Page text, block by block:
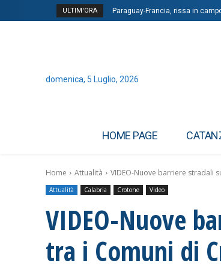
ULTIM'ORA Paraguay-Francia, rissa in
domenica, 5 Luglio, 2026
HOME PAGE
Home Attualità VIDEO-Nuove barriere stradali
Attualità Calabria Crotone Video
VIDEO-Nuove
tra i Comuni di